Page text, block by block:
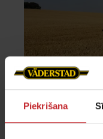
Piekrišana
Tiešā sēja
sējas